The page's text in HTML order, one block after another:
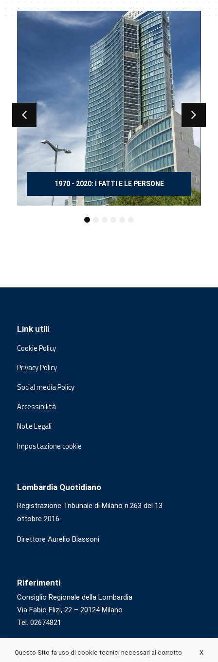
150 ANNI DOPO MANZONI
Link utili
Cookie Policy
Privacy Policy
Social media Policy
Accessibilità
Note Legali
Impostazione cookie
Lombardia Quotidiano
Registrazione Tribunale di Milano n.263 del 13
ottobre 2016.
Direttore Aurelio Biassoni
Riferimenti
Consiglio Regionale della Lombardia
Via Fabio Flizi, 22 – 20124 Milano
Tel. 02674821
X
Questo Sito fa uso di cookie tecnici necessari al corretto